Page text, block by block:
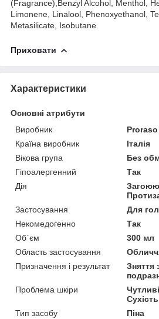
(Fragrance),Benzyl Alcohol, Menthol,
Limonene, Linalool, Phenoxyethanol,
Metasilicate, Isobutane
Приховати
Характеристики
Основні атрибути
Виробник
Proraso
Країна виробник
Італія
Вікова група
Без
Гіпоалергенний
Так
Дія
Застосування
Для
Некомедогенно
Так
Об`єм
300 мл
Область застосування
Призначення і результат
Зняття
Проблема шкіри
Сухість
Тип засобу
Піна